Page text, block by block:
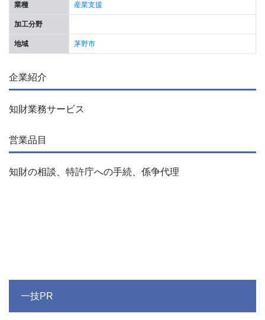
業種 産業支援
加工分野
地域 茅野市
企業紹介
知財業務サービス
営業品目
知財の相談、特許庁への手続、係争代理
一技PR